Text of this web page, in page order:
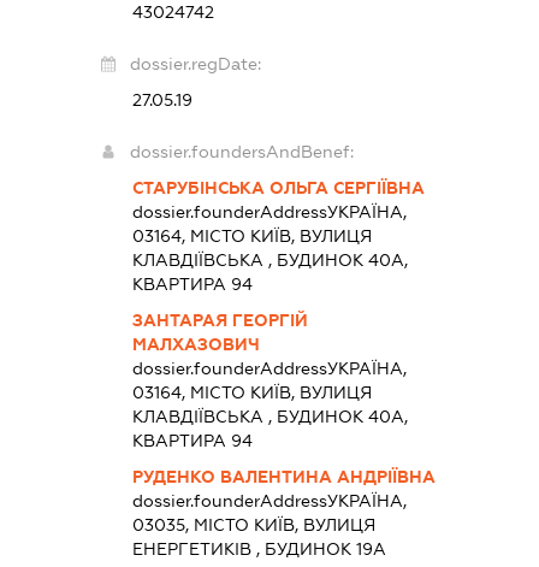
43024742
dossier.regDate:
27.05.19
dossier.foundersAndBenef:
СТАРУБІНСЬКА ОЛЬГА СЕРГІЇВНА
dossier.founderAddressУКРАЇНА,
03164, МІСТО КИЇВ, ВУЛИЦЯ
КЛАВДІЇВСЬКА , БУДИНОК 40А,
КВАРТИРА 94
ЗАНТАРАЯ ГЕОРГІЙ
МАЛХАЗОВИЧ
dossier.founderAddressУКРАЇНА,
03164, МІСТО КИЇВ, ВУЛИЦЯ
КЛАВДІЇВСЬКА , БУДИНОК 40А,
КВАРТИРА 94
РУДЕНКО ВАЛЕНТИНА АНДРІЇВНА
dossier.founderAddressУКРАЇНА,
03035, МІСТО КИЇВ, ВУЛИЦЯ
ЕНЕРГЕТИКІВ , БУДИНОК 19А